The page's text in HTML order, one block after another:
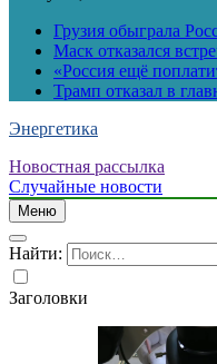
Грузия обыграла
Маск отказался
«Россия ещё
Трамп отказал в
Энергетика
Новостная рассылка
Случайные новости
Меню
Найти:
Заголовки